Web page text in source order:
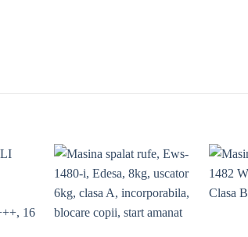
Add to
wishlist